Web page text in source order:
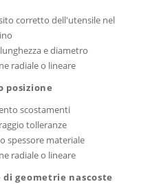
corretto dell'utensile nel
e diametro
radiale o lineare
posizione
scostamenti
tolleranze
spessore materiale
radiale o lineare
di geometrie nascoste